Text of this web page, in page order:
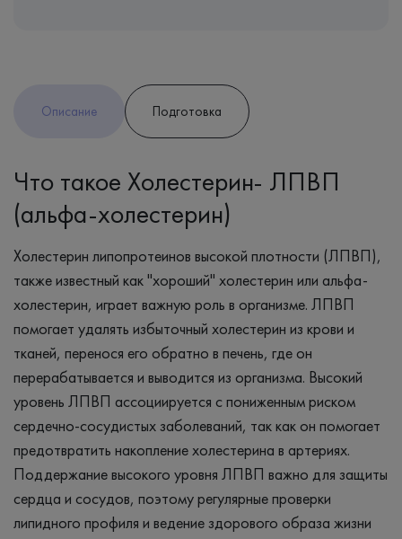
Описание Подготовка
Что такое Холестерин- ЛПВП
(альфа-холестерин)
Холестерин липопротеинов высокой плотности (ЛПВП),
также известный как "хороший" холестерин или альфа-
холестерин, играет важную роль в организме. ЛПВП
помогает удалять избыточный холестерин из крови и
тканей, перенося его обратно в печень, где он
перерабатывается и выводится из организма. Высокий
уровень ЛПВП ассоциируется с пониженным риском
сердечно-сосудистых заболеваний, так как он помогает
предотвратить накопление холестерина в артериях.
Поддержание высокого уровня ЛПВП важно для защиты
сердца и сосудов, поэтому регулярные проверки
липидного профиля и ведение здорового образа жизни